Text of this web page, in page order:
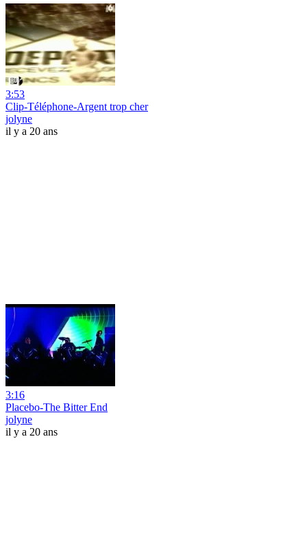
3:53
Clip-Téléphone-Argent trop cher
jolyne
il y a 20 ans
3:16
Placebo-The Bitter End
jolyne
il y a 20 ans